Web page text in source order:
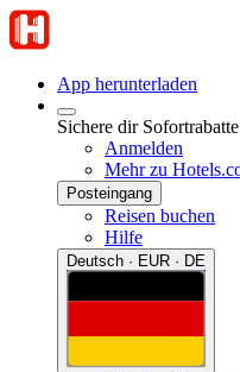
App herunterladen
Sichere dir
Anmelden
Mehr zu
Posteingang
Reisen buchen
Hilfe
Deutsch · EUR · DE